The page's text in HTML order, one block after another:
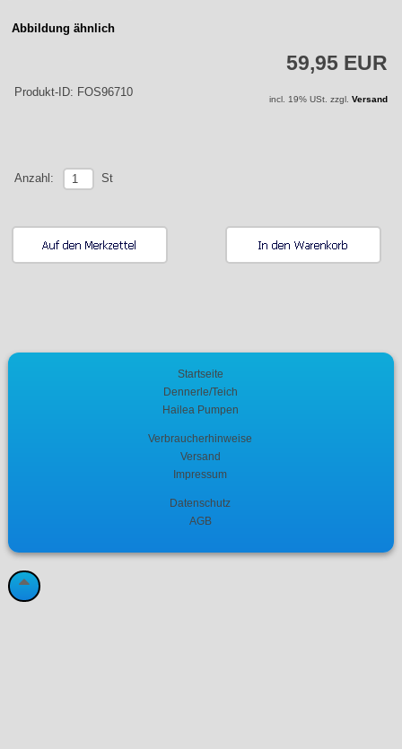
Abbildung ähnlich
59,95 EUR
Produkt-ID: FOS96710
incl. 19% USt. zzgl. Versand
Anzahl: St
Startseite
Dennerle/Teich
Hailea Pumpen
Verbraucherhinweise
Versand
Impressum
Datenschutz
AGB